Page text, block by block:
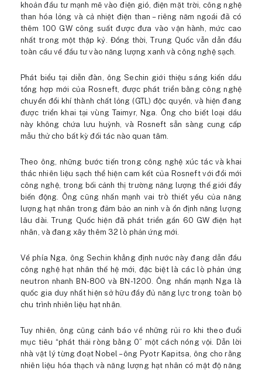
khoản đầu tư mạnh mẽ vào điện gió, điện mặt trời, công nghệ
than hóa lỏng và cả nhiệt điện than – riêng năm ngoái đã có
thêm 100 GW công suất được đưa vào vận hành, mức cao
nhất trong một thập kỷ. Đồng thời, Trung Quốc vẫn dẫn đầu
toàn cầu về đầu tư vào năng lượng xanh và công nghệ sạch.
Phát biểu tại diễn đàn, ông Sechin giới thiệu sáng kiến dầu
tổng hợp mới của Rosneft, được phát triển bằng công nghệ
chuyển đổi khí thành chất lỏng (GTL) độc quyền, và hiện đang
được triển khai tại vùng Taimyr, Nga. Ông cho biết loại dầu
này không chứa lưu huỳnh, và Rosneft sẵn sàng cung cấp
mẫu thử cho bất kỳ đối tác nào quan tâm.
Theo ông, những bước tiến trong công nghệ xúc tác và khai
thác nhiên liệu sạch thể hiện cam kết của Rosneft với đổi mới
công nghệ, trong bối cảnh thị trường năng lượng thế giới đầy
biến động. Ông cũng nhấn mạnh vai trò thiết yếu của năng
lượng hạt nhân trong đảm bảo an ninh và ổn định năng lượng
lâu dài. Trung Quốc hiện đã phát triển gần 60 GW điện hạt
nhân, và đang xây thêm 32 lò phản ứng mới.
Về phía Nga, ông Sechin khẳng định nước này đang dẫn đầu
công nghệ hạt nhân thế hệ mới, đặc biệt là các lò phản ứng
neutron nhanh BN-800 và BN-1200. Ông nhấn mạnh Nga là
quốc gia duy nhất hiện sở hữu đầy đủ năng lực trong toàn bộ
chu trình nhiên liệu hạt nhân.
Tuy nhiên, ông cũng cảnh báo về những rủi ro khi theo đuổi
mục tiêu “phát thải ròng bằng 0” một cách nóng vội. Dẫn lời
nhà vật lý từng đoạt Nobel – ông Pyotr Kapitsa, ông cho rằng
nhiên liệu hóa thạch và năng lượng hạt nhân có mật độ năng